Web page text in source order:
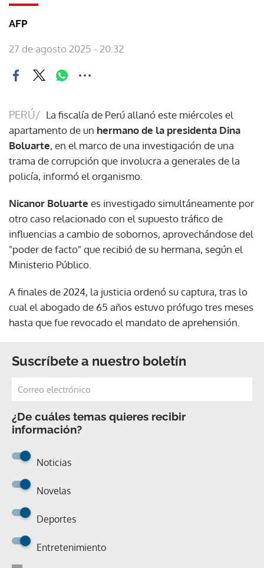
AFP
27 de agosto 2025 - 20:32
PERÚ/ La fiscalía de Perú allanó este miércoles el
apartamento de un hermano de la presidenta Dina
Boluarte, en el marco de una investigación de una
trama de corrupción que involucra a generales de la
policía, informó el organismo.
Nicanor Boluarte es investigado simultáneamente por
otro caso relacionado con el supuesto tráfico de
influencias a cambio de sobornos, aprovechándose del
"poder de facto" que recibió de su hermana, según el
Ministerio Público.
A finales de 2024, la justicia ordenó su captura, tras lo
cual el abogado de 65 años estuvo prófugo tres meses
hasta que fue revocado el mandato de aprehensión.
Suscríbete a nuestro boletín
¿De cuáles temas quieres recibir
información?
Noticias
Novelas
Deportes
Entretenimiento